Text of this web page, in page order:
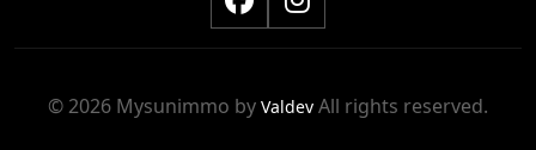
© 2026 Mysunimmo by Valdev All rights reserved.